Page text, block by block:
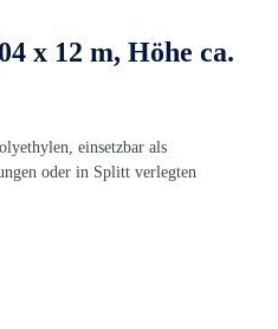
x 12 m, Höhe ca.
einsetzbar als
oder in Splitt verlegten